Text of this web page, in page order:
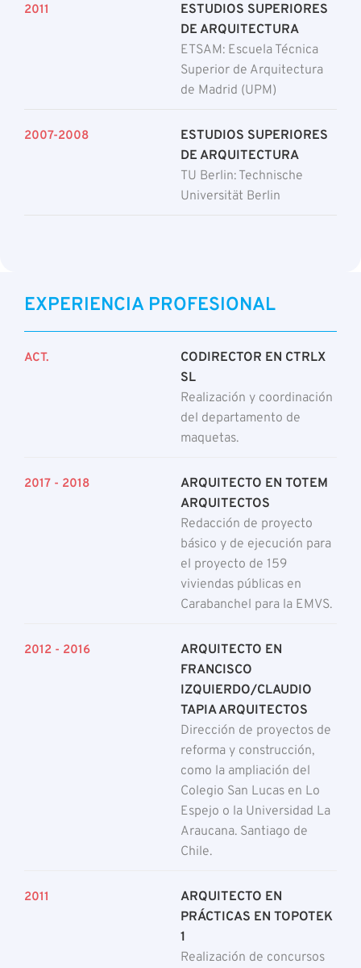
artículos se centran en las aplicaciones que tienen
las tecnologías con las que cuenta CTRLX en el
entorno de los modelos arquitectónicos.
2011
ESTUDIOS SUPERIORES
DE ARQUITECTURA
ETSAM: Escuela Técnica
Superior de Arquitectura
de Madrid (UPM)
2007-2008
ESTUDIOS SUPERIORES
DE ARQUITECTURA
TU Berlin: Technische
Universität Berlin
EXPERIENCIA PROFESIONAL
ACT.
CODIRECTOR EN CTRLX
SL
Realización y coordinación
del departamento de
maquetas.
2017 - 2018
ARQUITECTO EN TOTEM
ARQUITECTOS
Redacción de proyecto
básico y de ejecución para
el proyecto de 159
viviendas públicas en
Carabanchel para la EMVS.
2012 - 2016
ARQUITECTO EN
FRANCISCO
IZQUIERDO/CLAUDIO
TAPIA ARQUITECTOS
Dirección de proyectos de
reforma y construcción,
como la ampliación del
Colegio San Lucas en Lo
Espejo o la Universidad La
Araucana. Santiago de
Chile.
2011
ARQUITECTO EN
PRÁCTICAS EN TOPOTEK
1
Realización de concursos